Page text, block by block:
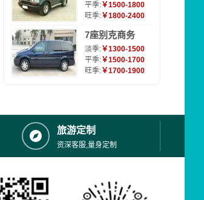
平季:￥1500-1800
旺季:￥1800-2400
7座别克商务
淡季:￥1300-1500
平季:￥1500-1700
旺季:￥1700-1900
旅游定制
资深客服,量身定制